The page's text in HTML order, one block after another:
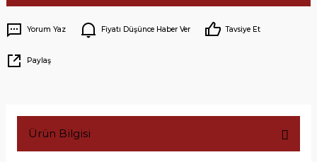
Yorum Yaz Fiyatı Düşünce Haber Ver Tavsiye Et
Paylaş
Ürün Bilgisi